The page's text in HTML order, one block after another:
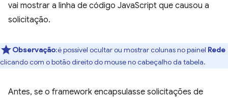
vai mostrar a linha de código JavaScript que causou a
solicitação.
Observação:é possível ocultar ou mostrar colunas no painel Rede
clicando com o botão direito do mouse no cabeçalho da tabela.
Antes, se o framework encapsulasse solicitações de